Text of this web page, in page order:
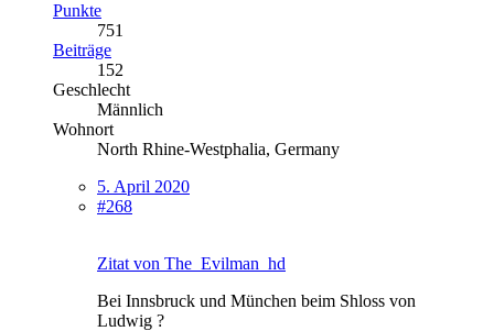
Punkte
751
Beiträge
152
Geschlecht
Männlich
Wohnort
North Rhine-Westphalia, Germany
5. April 2020
#268
Zitat von The_Evilman_hd
Bei Innsbruck und München beim Shloss von
Ludwig ?